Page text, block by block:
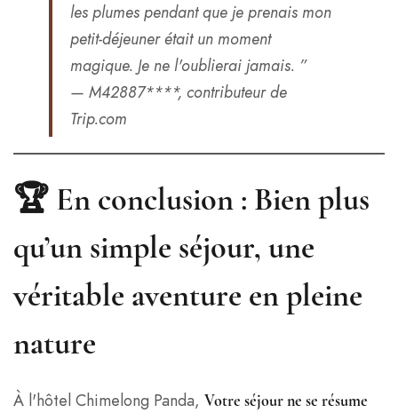
les plumes pendant que je prenais mon
petit-déjeuner était un moment
magique. Je ne l'oublierai jamais. ”
— M42887****, contributeur de
Trip.com
🏆 En conclusion : Bien plus
qu’un simple séjour, une
véritable aventure en pleine
nature
À l'hôtel Chimelong Panda, Votre séjour ne se résume